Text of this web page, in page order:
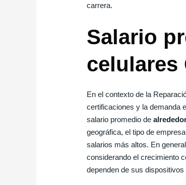
carrera.
Salario
celulares
En el contexto de la
certificaciones y la demanda
salario promedio de
geográfica, el tipo de
salarios más altos. En
considerando el crecimiento
dependen de sus